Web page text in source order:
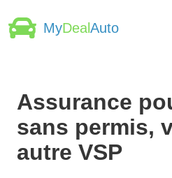
MyDealAuto
Assurance
sans permis,
autre VSP